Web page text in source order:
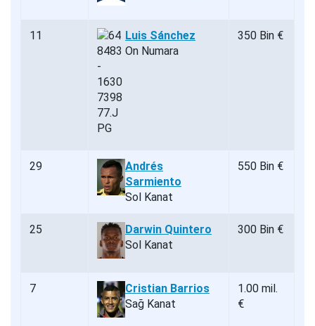
11
Luis Sánchez
On Numara
350 Bin €
29
Andrés
Sarmiento
Sol Kanat
550 Bin €
25
Darwin Quintero
Sol Kanat
300 Bin €
7
Cristian Barrios
Sağ Kanat
1.00 mil.
€